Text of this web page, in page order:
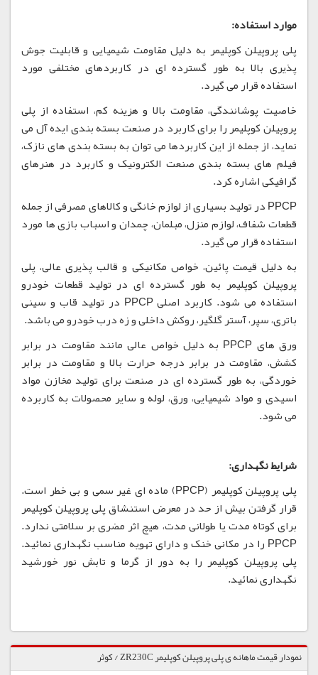
موارد استفاده:
پلی پروپیلن کوپلیمر به دلیل مقاومت شیمیایی و قابلیت جوش
پذیری بالا به طور گسترده ای در کاربردهای مختلفی مورد
استفاده قرار می گیرد.
خاصیت پوشانندگی، مقاومت بالا و هزینه کم، استفاده از پلی
پروپیلن کوپلیمر را برای کاربرد در صنعت بسته بندی ایده آل می
نماید، از جمله از این کاربردها می توان به بسته بندی های نازک،
فیلم های بسته بندی صنعت الکترونیک و کاربرد در هنرهای
گرافیکی اشاره کرد.
PPCP در تولید بسیاری از لوازم خانگی و کالاهای مصرفی از جمله
قطعات شفاف، لوازم منزل، مبلمان، چمدان و اسباب بازی ها مورد
استفاده قرار می گیرد.
به دلیل قیمت پائین، خواص مکانیکی و قالب پذیری عالی، پلی
پروپیلن کوپلیمر به طور گسترده ای در تولید قطعات خودرو
استفاده می شود. کاربرد اصلی PPCP در تولید قاب و سینی
باتری، سپر، آستر گلگیر، روکش داخلی و زه درب خودرو می باشد.
ورق های PPCP به دلیل خواص عالی مانند مقاومت در برابر
کشش، مقاومت در برابر درجه حرارت بالا و مقاومت در برابر
خوردگی، به طور گسترده ای در صنعت برای تولید مخازن مواد
اسیدی و مواد شیمیایی، ورق، لوله و سایر محصولات به کاربرده
می شود.
شرایط نگهداری:
پلی پروپیلن کوپلیمر (PPCP) ماده ای غیر سمی و بی خطر است.
قرار گرفتن بیش از حد در معرض استنشاق پلی پروپیلن کوپلیمر
برای کوتاه مدت یا طولانی مدت، هیچ اثر مضری بر سلامتی ندارد.
PPCP را در مکانی خنک و دارای تهویه مناسب نگهداری نمائید.
پلی پروپیلن کوپلیمر را به دور از گرما و تابش نور خورشید
نگهداری نمائید.
نمودار قیمت ماهانه ی پلی پروپیلن کوپلیمر ZR230C / کوثر